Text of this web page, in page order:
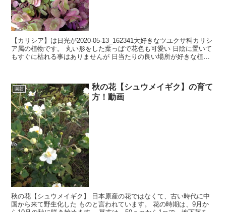
【カリシア】は日光が2020-05-13_162341大好きなツユクサ科カリシ
ア属の植物です。 丸い形をした葉っぱで花色も可愛い 日陰に置いて
もすぐに枯れる事はありませんが 日当たりの良い場所が好きな植物
園芸
秋の花【シュウメイギク】の育て
方！動画
秋の花【シュウメイギク】 日本原産の花ではなくて、古い時代に中
国から来て野生化した ものと言われています。 花の時期は、9月か